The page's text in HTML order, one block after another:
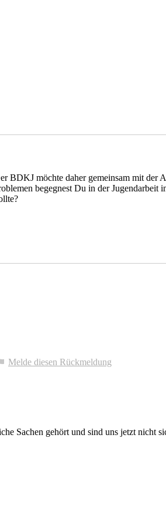
BDKJ möchte daher gemeinsam mit der
begegnest Du in der Jugendarbeit
Melde diesen Rückmeldung
Sachen gehört und sind uns jetzt nicht